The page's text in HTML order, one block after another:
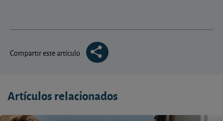
Compartir este artículo
Artículos relacionados